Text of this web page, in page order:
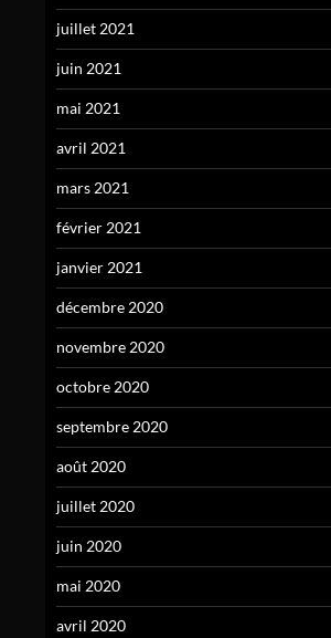
juillet 2021
juin 2021
mai 2021
avril 2021
mars 2021
février 2021
janvier 2021
décembre 2020
novembre 2020
octobre 2020
septembre 2020
août 2020
juillet 2020
juin 2020
mai 2020
avril 2020